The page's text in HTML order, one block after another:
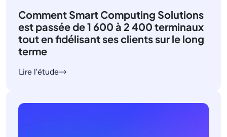
Comment Smart Computing Solutions
est passée de 1 600 à 2 400 terminaux
tout en fidélisant ses clients sur le long
terme
Lire l'étude